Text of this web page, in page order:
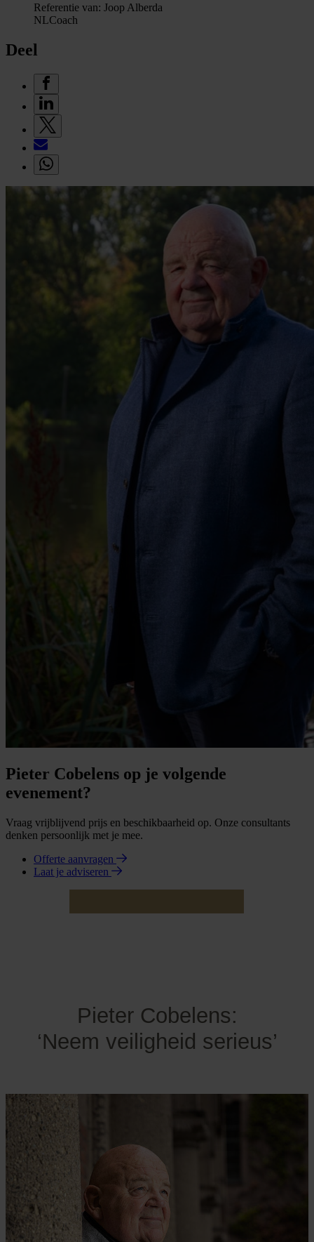
Referentie van: Joop Alberda
NLCoach
Deel
Pieter Cobelens op je volgende
evenement?
Vraag vrijblijvend prijs en beschikbaarheid op. Onze consultants
denken persoonlijk met je mee.
Offerte aanvragen
Laat je adviseren